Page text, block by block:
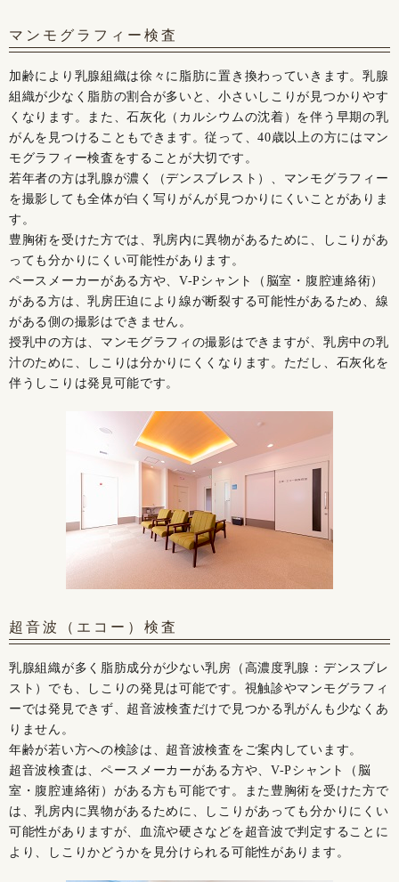
マンモグラフィー検査
加齢により乳腺組織は徐々に脂肪に置き換わっていきます。乳腺
組織が少なく脂肪の割合が多いと、小さいしこりが見つかりやす
くなります。また、石灰化（カルシウムの沈着）を伴う早期の乳
がんを見つけることもできます。従って、40歳以上の方にはマン
モグラフィー検査をすることが大切です。
若年者の方は乳腺が濃く（デンスブレスト）、マンモグラフィー
を撮影しても全体が白く写りがんが見つかりにくいことがありま
す。
豊胸術を受けた方では、乳房内に異物があるために、しこりがあ
っても分かりにくい可能性があります。
ペースメーカーがある方や、V-Pシャント（脳室・腹腔連絡術）
がある方は、乳房圧迫により線が断裂する可能性があるため、線
がある側の撮影はできません。
授乳中の方は、マンモグラフィの撮影はできますが、乳房中の乳
汁のために、しこりは分かりにくくなります。ただし、石灰化を
伴うしこりは発見可能です。
超音波（エコー）検査
乳腺組織が多く脂肪成分が少ない乳房（高濃度乳腺：デンスブレ
スト）でも、しこりの発見は可能です。視触診やマンモグラフィ
ーでは発見できず、超音波検査だけで見つかる乳がんも少なくあ
りません。
年齢が若い方への検診は、超音波検査をご案内しています。
超音波検査は、ペースメーカーがある方や、V-Pシャント（脳
室・腹腔連絡術）がある方も可能です。また豊胸術を受けた方で
は、乳房内に異物があるために、しこりがあっても分かりにくい
可能性がありますが、血流や硬さなどを超音波で判定することに
より、しこりかどうかを見分けられる可能性があります。